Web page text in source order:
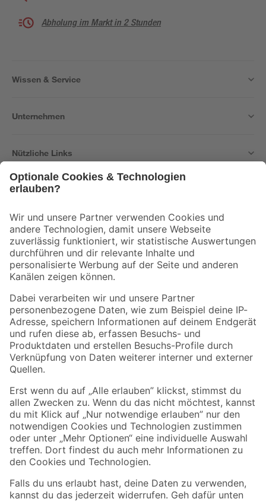
Abholung im Markt in 2 Stunden
Wissen & Service
Unternehmen
Nützliche Links
Der toom Newsletter: Keine Angebote und Aktionen mehr verpassen!
Zur Newsletter Anmeldung
Folge uns
Zahlungsarten Versandarten
Sicher einkaufen
Jetzt die toom-App herunterladen
Alle Preisangaben in EUR inkl. gesetzl. MwSt.. Die dargestellten Angebote sind unter